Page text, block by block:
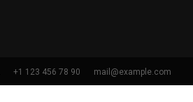
+1 123 456 78 90 mail@example.com